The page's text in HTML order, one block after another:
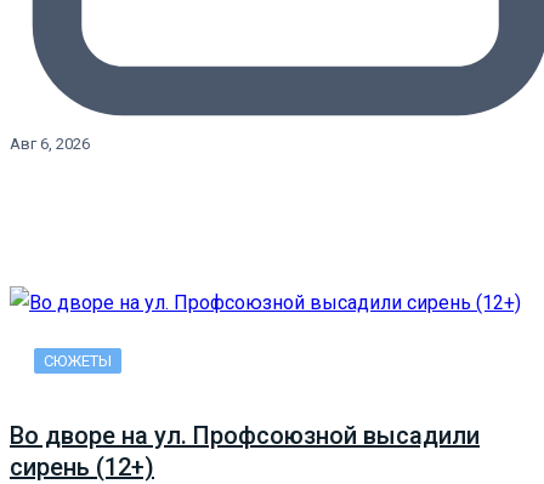
Авг 6, 2026
СЮЖЕТЫ
Во дворе на ул. Профсоюзной высадили
сирень (12+)